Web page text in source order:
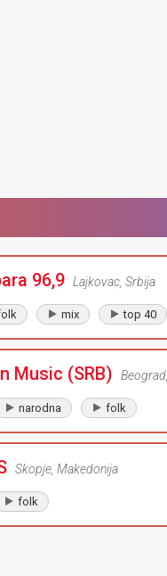
96,9 Lajkovac Srbija
mix top 40
Music (SRB) Beograd
narodna folk
Skopje Makedonija
folk